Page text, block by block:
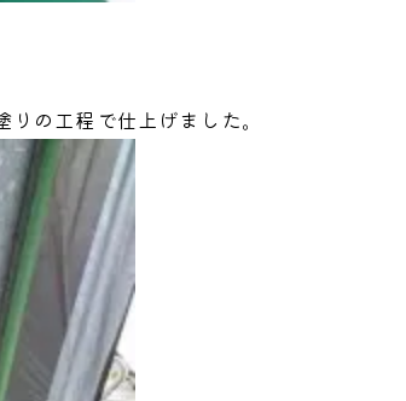
の工程で仕上げました。